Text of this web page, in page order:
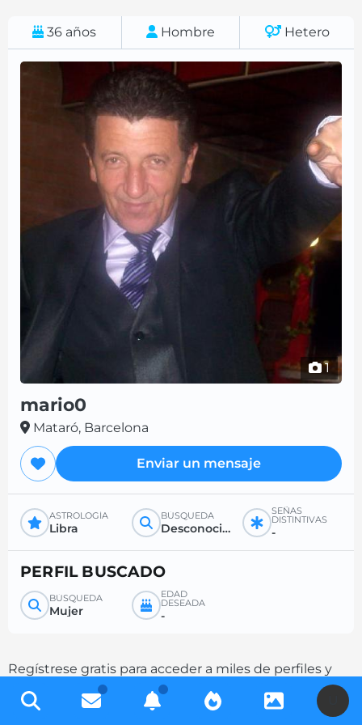
36 años Hombre Hetero
1
mario0
Mataró, Barcelona
Enviar un mensaje
ASTROLOGÍA
Libra
BÚSQUEDA
Desconocido
SEÑAS
DISTINTIVAS
-
PERFIL BUSCADO
BÚSQUEDA
Mujer
EDAD
DESEADA
-
Regístrese gratis para acceder a miles de perfiles y
aumente sus posibilidades de contacto
completando su descripción.